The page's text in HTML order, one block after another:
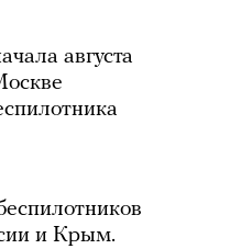
августа
и Крым.